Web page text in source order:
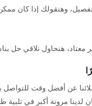
وهنقولك إذا كان
معتاد، هنحاول نلاقي حل
عن أفضل وقت
لدينا مرونة أكبر في